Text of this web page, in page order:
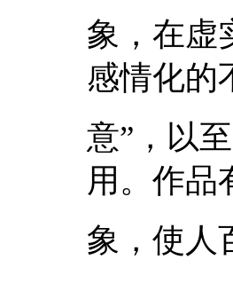
象，在虚
感情化的
意”，以
用。作品
象，使人